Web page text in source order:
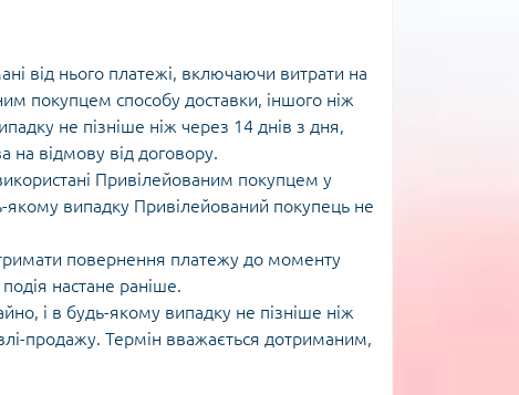
від нього платежі, включаючи витрати на
покупцем способу доставки, іншого ніж
не пізніше ніж через 14 днів з дня,
відмову від договору.
Привілейованим покупцем у
якому випадку Привілейований покупець не
повернення платежу до моменту
настане раніше.
і в будь-якому випадку не пізніше ніж
продажу. Термін вважається дотриманим,